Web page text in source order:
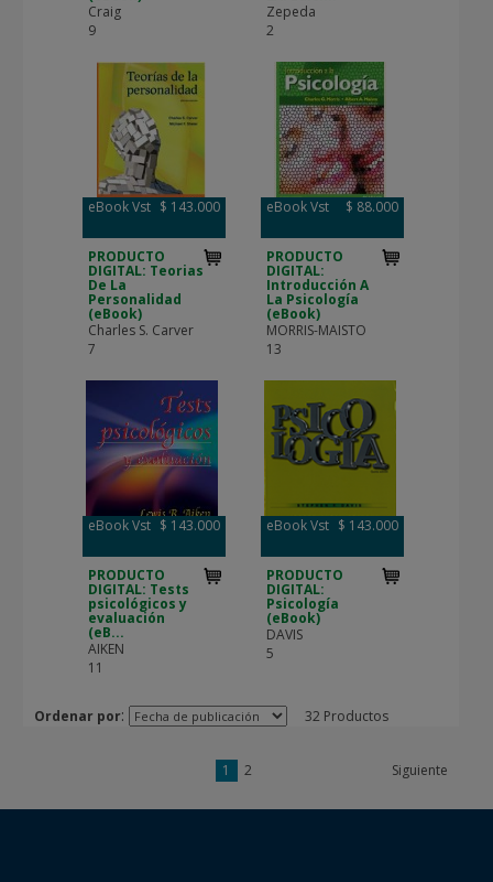
Craig
9
Zepeda
2
eBook Vst $ 143.000
PRODUCTO
DIGITAL: Teorias
De La
Personalidad
(eBook)
Charles S. Carver
7
eBook Vst $ 88.000
PRODUCTO
DIGITAL:
Introducción A
La Psicología
(eBook)
MORRIS-MAISTO
13
eBook Vst $ 143.000
PRODUCTO
DIGITAL: Tests
psicológicos y
evaluación
(eB...
AIKEN
11
eBook Vst $ 143.000
PRODUCTO
DIGITAL:
Psicología
(eBook)
DAVIS
5
Ordenar por: 32 Productos
1 2 Siguiente